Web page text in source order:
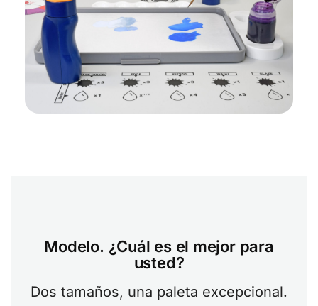
Modelo. ¿Cuál es el mejor para
usted?
Dos tamaños, una paleta excepcional.